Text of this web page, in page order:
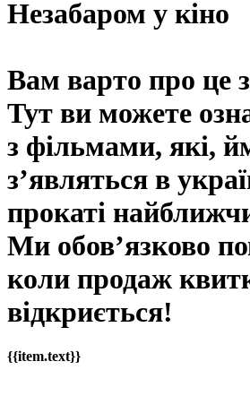
Незабаром у кіно
Вам варто про це
Тут ви можете
з фільмами, які,
з’являться в
прокаті
Ми обов’язково
коли продаж
відкриється!
{{item.text}}